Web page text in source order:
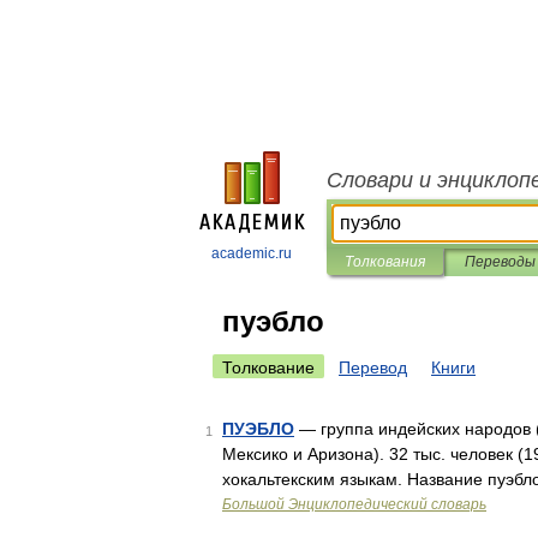
academic.ru
Словари и
Толкования Переводы
пуэбло
Толкование Перевод Книги
1 ПУЭБЛО — группа индейских
Мексико и Аризона). 32 тыс. человек
хокальтекским языкам. Название
Большой Энциклопедический словарь